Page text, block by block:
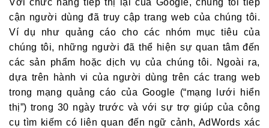
cận người dùng đã truy cập trang web của chúng tôi.
Ví dụ như quảng cáo cho các nhóm mục tiêu của
chúng tôi, những người đã thể hiện sự quan tâm đến
các sản phẩm hoặc dịch vụ của chúng tôi. Ngoài ra,
dựa trên hành vi của người dùng trên các trang web
trong mạng quảng cáo của Google (“mạng lưới hiển
thị”) trong 30 ngày trước và với sự trợ giúp của công
cụ tìm kiếm có liên quan đến ngữ cảnh, AdWords xác